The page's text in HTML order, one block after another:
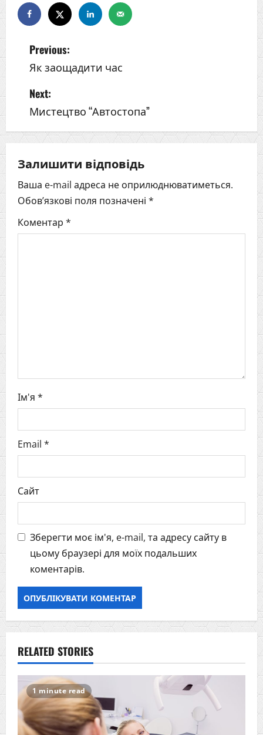
P
o
s
t
n
a
v
o
n
Previous:
Як заощадити час
Next:
Мистецтво “Автостопа”
Залишити відповідь
Ваша e-mail адреса не оприлюднюватиметься.
Обов’язкові поля позначені *
Коментар *
Ім'я *
Email *
Сайт
Зберегти моє ім'я, e-mail, та адресу сайту в
цьому браузері для моїх подальших
коментарів.
RELATED STORIES
1 minute read